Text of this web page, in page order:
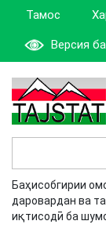
Тамос
Версия
Баҳисобгирии
даровардан ва
иқтисодӣ ба